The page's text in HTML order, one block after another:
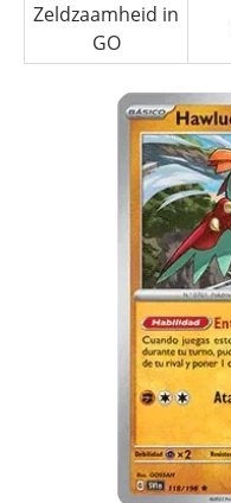
Zeldzaamheid in
GO